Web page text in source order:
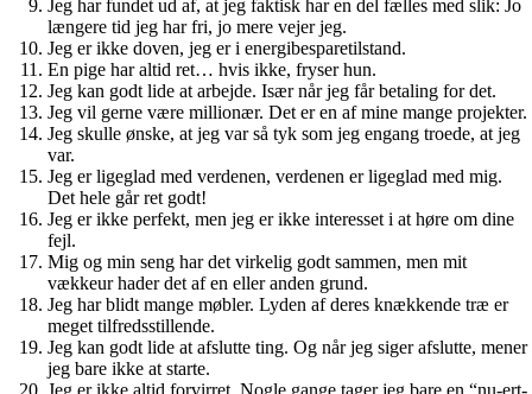
Jeg har fundet ud af, at jeg faktisk har en del fælles med slik: Jo
længere tid jeg har fri, jo mere vejer jeg.
Jeg er ikke doven, jeg er i energibesparetilstand.
En pige har altid ret… hvis ikke, fryser hun.
Jeg kan godt lide at arbejde. Især når jeg får betaling for det.
Jeg vil gerne være millionær. Det er en af mine mange projekter.
Jeg skulle ønske, at jeg var så tyk som jeg engang troede, at jeg
var.
Jeg er ligeglad med verdenen, verdenen er ligeglad med mig.
Det hele går ret godt!
Jeg er ikke perfekt, men jeg er ikke interesset i at høre om dine
fejl.
Mig og min seng har det virkelig godt sammen, men mit
vækkeur hader det af en eller anden grund.
Jeg har blidt mange møbler. Lyden af deres knækkende træ er
meget tilfredsstillende.
Jeg kan godt lide at afslutte ting. Og når jeg siger afslutte, mener
jeg bare ikke at starte.
Jeg er ikke altid forvirret. Nogle gange tager jeg bare en “nu-ert-